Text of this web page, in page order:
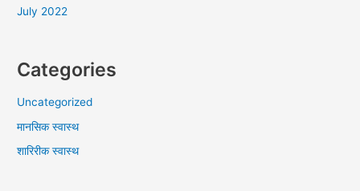
July 2022
Categories
Uncategorized
मानसिक स्वास्थ
शारिरीक स्वास्थ